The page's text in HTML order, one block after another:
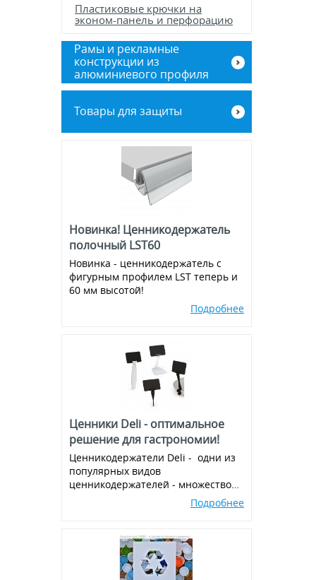
Пластиковые крючки на
эконом-панель и перфорацию
Рамы и рекламные
конструкции из
алюминиевого профиля
Рамы из алюминиевого клик-
Товары для защиты
Экраны для кассовой зоны
Новинка! Ценникодержатель
полочный LST60
Новинка - ценникодержатель с
фигурным профилем LST теперь и
60 мм высотой!
Подробнее
Ценники Deli - оптимальное
решение для гастрономии!
Ценникодержатели Deli - одни из
популярных видов
ценникодержателей - множество
вариантов и комбинаций, всегда в
Подробнее